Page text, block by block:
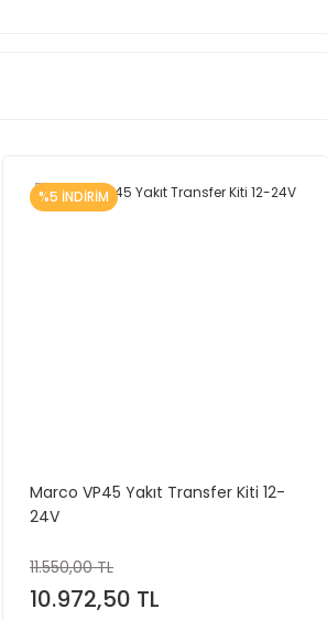
%5 İNDİRİM
Marco VP45 Yakıt Transfer Kiti 12-
24V
11.550,00 TL
10.972,50 TL